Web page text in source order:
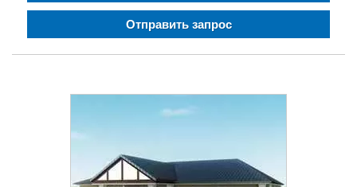
Отправить запрос